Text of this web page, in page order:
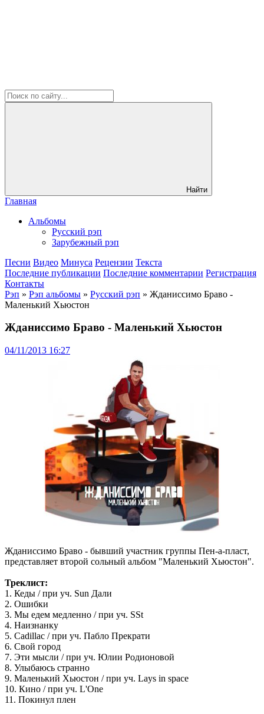
Найти
Главная
Альбомы
Русский рэп
Зарубежный рэп
Песни Видео Минуса Рецензии Текста
Последние публикации Последние комментарии Регистрация
Контакты
Рэп » Рэп альбомы » Русский рэп » Жданиссимо Браво -
Маленький Хьюстон
Жданиссимо Браво - Маленький Хьюстон
04/11/2013 16:27
Жданиссимо Браво - бывший участник группы Пен-а-пласт,
представляет второй сольный альбом "Маленький Хьюстон".
Треклист:
1. Кеды / при уч. Sun Дали
2. Ошибки
3. Мы едем медленно / при уч. SSt
4. Наизнанку
5. Cadillac / при уч. Пабло Прекрати
6. Свой город
7. Эти мысли / при уч. Юлии Родионовой
8. Улыбаюсь странно
9. Маленький Хьюстон / при уч. Lays in space
10. Кино / при уч. L'One
11. Покинул плен